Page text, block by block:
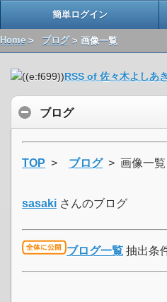
簡単ログイン
Home > ブログ> 画像一覧
RSS of 佐々木よしあ
ブログ
TOP > ブログ> 画像一覧
sasaki さんのブログ
ブログ一覧 抽出条